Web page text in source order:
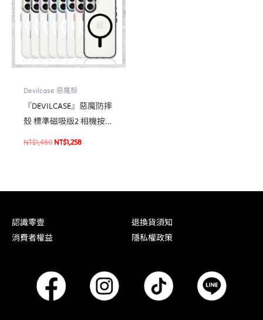
Devilcase 惡魔殼
『DEVILCASE』惡魔防摔
殼 標準磁吸版2 相機按鍵
版 For iPhone 16/16 Plus
NT$1,480 NT$1,258
認識零壹
退換貨須知
消費者權益
隱私權政策